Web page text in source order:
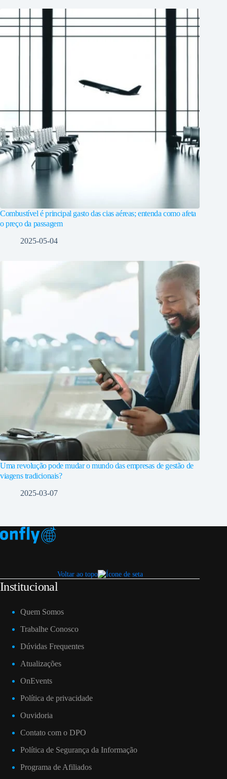
Combustível é principal gasto das cias aéreas; entenda como afeta
o preço da passagem
2025-05-04
Uma revolução pode mudar o mundo das empresas de gestão de
viagens tradicionais?
2025-03-07
Voltar ao topo
Institucional
Quem Somos
Trabalhe Conosco
Dúvidas Frequentes
Atualizações
OnEvents
Política de privacidade
Ouvidoria
Contato com o DPO
Política de Segurança da Informação
Programa de Afiliados